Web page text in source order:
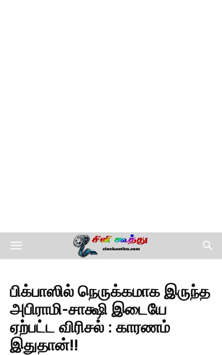
பிக்பாஸில் நெருக்கமாக இருந்த
அபிராமி-சாக்ஷி இடையே
ஏற்பட்ட விரிசல் : காரணம்
இதுதான்!!